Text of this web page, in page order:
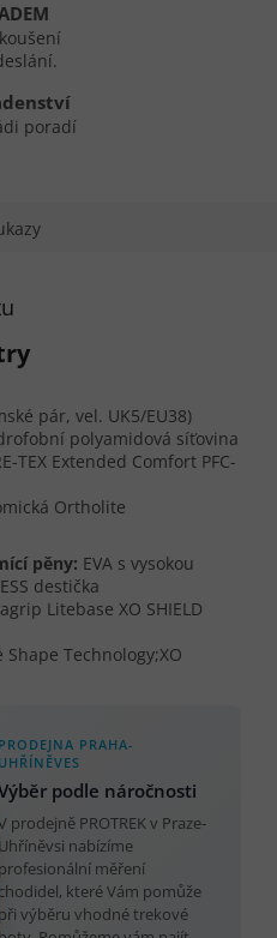
poradí
pár, vel. UK5/EU38)
polyamidová síťovina
TEX Extended Comfort PFC-
Ortholite
pěny: EVA s vysokou
destička
Litebase XO SHIELD
Shape Technology;XO
PRODEJNA PRAHA-
UHŘÍNĚVES
podle náročnosti
prodejně PROTREK v Praze-
Uhříněvsi nabízíme
profesionální měření
chodidel, které Vám pomůže
výběru vhodné trekové